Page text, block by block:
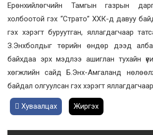
Ерөнхийлөгчийн Тамгын газрын
холбоотой гэх “Страто” ХХК-д давуу
гэх хэрэгт буруутган, яллагдагчаар
З.Энхболдыг төрийн өндөр дээд
байхдаа эрх мэдлээ ашиглан тухайн
хөгжлийн сайд Б.Энх-Амгаланд
байдал олгуулсан гэх хэрэгт
Хуваалцах Жиргэх